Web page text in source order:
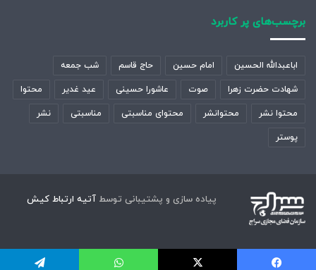
برچسب‌های پر کاربرد
اباعبدالله الحسین امام حسین حاج قاسم شب جمعه
شهادت حضرت زهرا صوت عاشورا حسینی عید غدیر محتوا
محتوا نشر محتوانشر محتوای مناسبتی مناسبتی نشر
پوستر
پیاده سازی و پشتیبانی توسط آتیه ارتباط کیش